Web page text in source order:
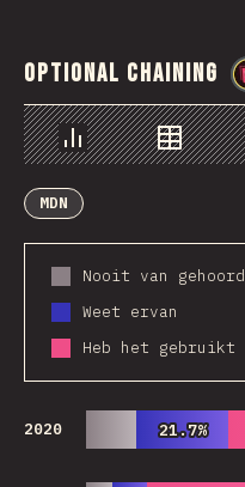
Optional Chaining
Chart Data
MDN
Nooit van gehoord
Weet ervan
Heb het gebruikt
2020 21.7%
21.7%